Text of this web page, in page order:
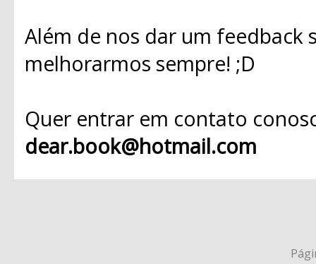
Além de nos dar um
melhorarmos sempre! ;D
Quer entrar em contato
dear.book@hotmail.com